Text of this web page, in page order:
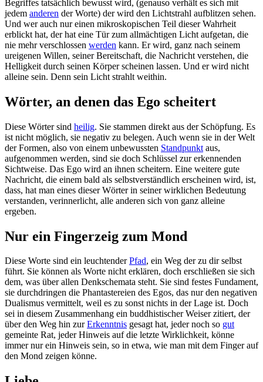
Begriffes tatsächlich bewusst wird, (genauso verhält es sich mit
jedem anderen der Worte) der wird den Lichtstrahl aufblitzen sehen.
Und wer auch nur einen mikroskopischen Teil dieser Wahrheit
erblickt hat, der hat eine Tür zum allmächtigen Licht aufgetan, die
nie mehr verschlossen werden kann. Er wird, ganz nach seinem
ureigenen Willen, seiner Bereitschaft, die Nachricht verstehen, die
Helligkeit durch seinen Körper scheinen lassen. Und er wird nicht
alleine sein. Denn sein Licht strahlt weithin.
Wörter, an denen das Ego scheitert
Diese Wörter sind heilig. Sie stammen direkt aus der Schöpfung. Es
ist nicht möglich, sie negativ zu belegen. Auch wenn sie in der Welt
der Formen, also von einem unbewussten Standpunkt aus,
aufgenommen werden, sind sie doch Schlüssel zur erkennenden
Sichtweise. Das Ego wird an ihnen scheitern. Eine weitere gute
Nachricht, die einem bald als selbstverständlich erscheinen wird, ist,
dass, hat man eines dieser Wörter in seiner wirklichen Bedeutung
verstanden, verinnerlicht, alle anderen sich von ganz alleine
ergeben.
Nur ein Fingerzeig zum Mond
Diese Worte sind ein leuchtenderPfad, ein Weg der zu dir selbst
führt. Sie können als Worte nicht erklären, doch erschließen sie sich
dem, was über allen Denkschemata steht. Sie sind festes Fundament,
sie durchdringen die Phantastereien des Egos, das nur den negativen
Dualismus vermittelt, weil es zu sonst nichts in der Lage ist. Doch
sei in diesem Zusammenhang ein buddhistischer Weiser zitiert, der
über den Weg hin zurErkenntnis gesagt hat, jeder noch so gut
gemeinte Rat, jeder Hinweis auf die letzte Wirklichkeit, könne
immer nur ein Hinweis sein, so in etwa, wie man mit dem Finger auf
den Mond zeigen könne.